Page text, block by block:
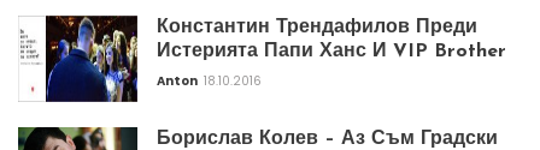
Константин Трендафилов Преди
Истерията Папи Ханс И VIP Brother
Anton 18.10.2016
Борислав Колев – Аз Съм Градски